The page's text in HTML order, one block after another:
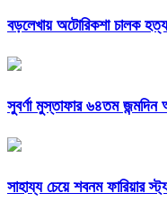
বড়লেখায় অটোরিকশা চালক
সুবর্ণা মুস্তাফার ৬৪তম
সাহায্য চেয়ে শবনম ফারিয়ার